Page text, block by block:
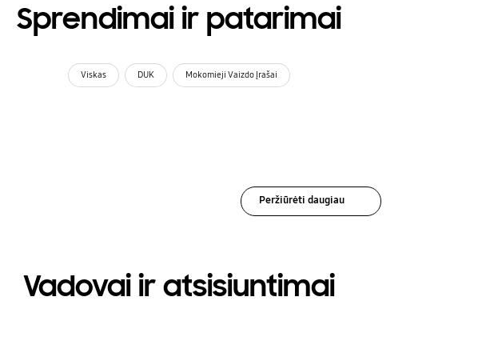
Sprendimai ir patarimai
Viskas DUK Mokomieji Vaizdo Įrašai
Peržiūrėti daugiau
Vadovai ir atsisiuntimai